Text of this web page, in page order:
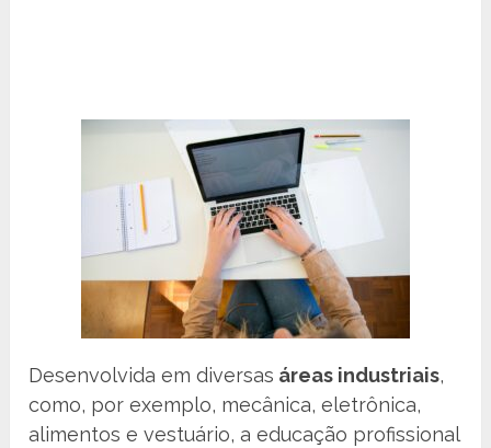
Desenvolvida em diversas áreas industriais,
como, por exemplo, mecânica, eletrônica,
alimentos e vestuário, a educação profissional